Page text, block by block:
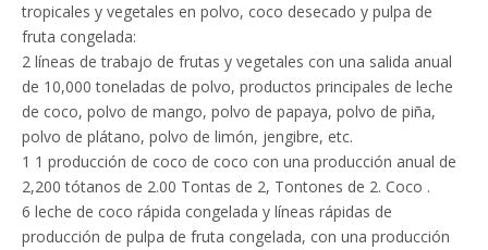
tropicales y vegetales en polvo, coco desecado y pulpa de
fruta congelada:
2 líneas de trabajo de frutas y vegetales con una salida anual
de 10,000 toneladas de polvo, productos principales de leche
de coco, polvo de mango, polvo de papaya, polvo de piña,
polvo de plátano, polvo de limón, jengibre, etc.
1 1 producción de coco de coco con una producción anual de
2,200 tótanos de 2.00 Tontas de 2, Tontones de 2. Coco .
6 leche de coco rápida congelada y líneas rápidas de
producción de pulpa de fruta congelada, con una producción